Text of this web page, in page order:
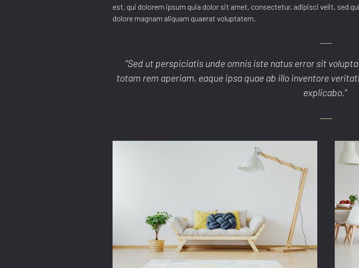
est, qui dolorem ipsum quia dolor sit amet, consectetur, adipisci velit, sed
dolore magnam aliquam quaerat voluptatem.
“Sed ut perspiciatis unde omnis iste natus error sit
totam rem aperiam, eaque ipsa quae ab illo inventore
explicabo.”